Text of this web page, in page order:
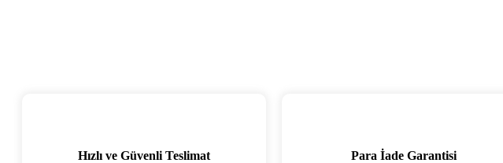
Hızlı ve Güvenli Teslimat
Para İade Garantisi